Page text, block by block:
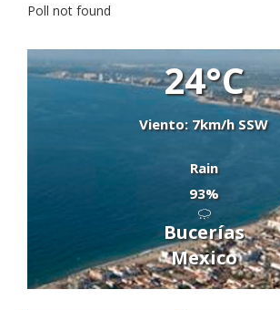
Poll not found
24°C
Viento: 7km/h SSW
Rain
93%
Bucerías
Mexico